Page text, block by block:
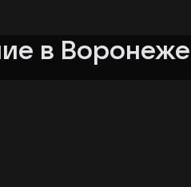
в Воронеже